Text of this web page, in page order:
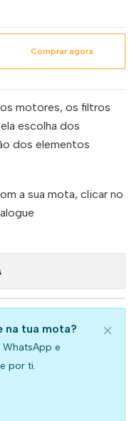
Comprar agora
motores, os filtros
escolha dos
dos elementos
a sua mota, clicar no
na tua mota?
e
por ti.